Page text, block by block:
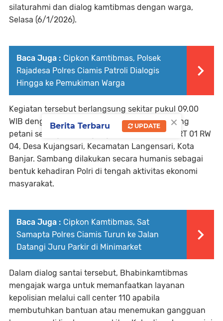
silaturahmi dan dialog kamtibmas dengan warga,
Selasa (6/1/2026).
Baca Juga : Cipkon Kamtibmas, Polsek
Rajadesa Polres Ciamis Patroli Dialogis
Hingga ke Pemukiman Warga
Kegiatan tersebut berlangsung sekitar pukul 09.00
WIB dengan menyambangi Ibu Hanifah, seorang
petani sekaligus pedagang, di Dusun Cijurey RT 01 RW
04, Desa Kujangsari, Kecamatan Langensari, Kota
Banjar. Sambang dilakukan secara humanis sebagai
bentuk kehadiran Polri di tengah aktivitas ekonomi
masyarakat.
Baca Juga : Cipkon Kamtibmas, Sat
Samapta Polres Ciamis Turun ke Jalan
Datangi Juru Parkir di Minimarket
Dalam dialog santai tersebut, Bhabinkamtibmas
mengajak warga untuk memanfaatkan layanan
kepolisian melalui call center 110 apabila
membutuhkan bantuan atau menemukan gangguan
×
Berita Terbaru UPDATE